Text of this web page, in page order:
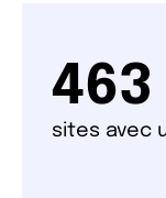
463
sites avec